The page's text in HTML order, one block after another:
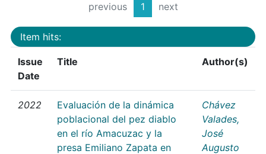
previous 1 next
Item hits:
Issue
Date
Title Author(s)
2022
Evaluación de la dinámica
poblacional del pez diablo
en el río Amacuzac y la
presa Emiliano Zapata en
Chávez
Valades,
José
Augusto